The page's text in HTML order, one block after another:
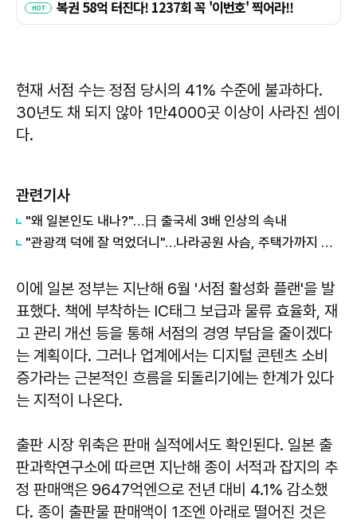
현재 서점 수는 정점 당시의 41% 수준에 불과하다.
30년도 채 되지 않아 1만4000곳 이상이 사라진 셈이
다.
관련기사
"왜 일본인도 내나?"…日 출국세 3배 인상의 속내
"관광객 덕에 잘 먹었더니"…나라공원 사슴, 주택가까지 내려왔다
이에 일본 정부는 지난해 6월 '서점 활성화 플랜'을 발
표했다. 책에 부착하는 IC태그 보급과 물류 효율화, 재
고 관리 개선 등을 통해 서점의 경영 부담을 줄이겠다
는 계획이다. 그러나 업계에서는 디지털 콘텐츠 소비
증가라는 근본적인 흐름을 되돌리기에는 한계가 있다
는 지적이 나온다.
출판 시장 위축은 판매 실적에서도 확인된다. 일본 출
판과학연구소에 따르면 지난해 종이 서적과 잡지의 추
정 판매액은 9647억엔으로 전년 대비 4.1% 감소했
다. 종이 출판물 판매액이 1조엔 아래로 떨어진 것은